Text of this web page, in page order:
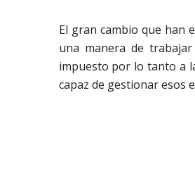
El gran cambio que han
una manera de
impuesto por lo tanto a
capaz de gestionar esos